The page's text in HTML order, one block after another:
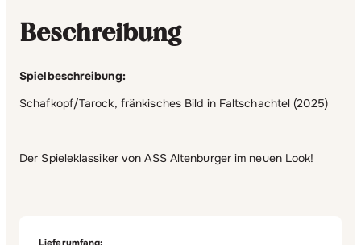
Beschreibung
Spielbeschreibung:
Schafkopf/Tarock, fränkisches Bild in Faltschachtel (2025)
Der Spieleklassiker von ASS Altenburger im neuen Look!